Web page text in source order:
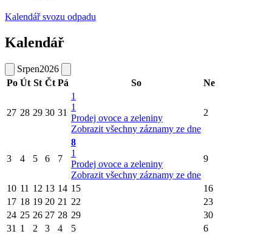
Kalendář svozu odpadu
Kalendář
Srpen2026
Po Út St Čt Pá So Ne
27 28 29 30 31
1
1
Prodej ovoce a zeleniny
Zobrazit všechny záznamy ze dne
2
3 4 5 6 7
8
1
Prodej ovoce a zeleniny
Zobrazit všechny záznamy ze dne
9
10 11 12 13 14 15
16
17 18 19 20 21 22
23
24 25 26 27 28 29
30
31 1 2 3 4 5 6